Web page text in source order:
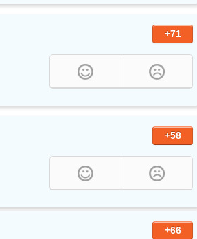
+71
+58
+66